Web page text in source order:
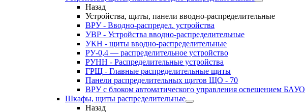
Назад
Устройства, щиты, панели вводно-распределительные
ВРУ - Вводно-распредел. устройства
УВР - Устройства вводно-распределительные
УКН - щиты вводно-распределительные
РУ-0,4 — распределительное устройство
РУНН - Распределительные устройства
ГРЩ - Главные распределительные щиты
Панели распределительных щитов ЩО - 70
ВРУ с блоком автоматического управления освещением БАУО
Шкафы, щиты распределительные
Назад